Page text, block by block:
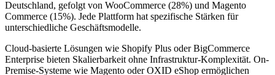
Deutschland, gefolgt von WooCommerce (28%) und Magento
Commerce (15%). Jede Plattform hat spezifische Stärken für
unterschiedliche Geschäftsmodelle.
Cloud-basierte Lösungen wie Shopify Plus oder BigCommerce
Enterprise bieten Skalierbarkeit ohne Infrastruktur-Komplexität. On-
Premise-Systeme wie Magento oder OXID eShop ermöglichen